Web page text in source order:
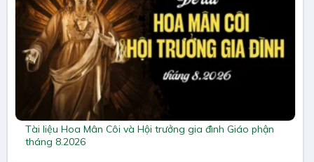
Tài liệu Hoa Mân Côi và Hội trưởng gia đình Giáo phận
tháng 8.2026